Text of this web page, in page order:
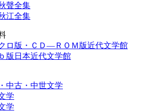
聲全集
江全集
ロ版・ＣＤ―ＲＯＭ版近代文学館
版日本近代文学館
中古・中世文学
学
学